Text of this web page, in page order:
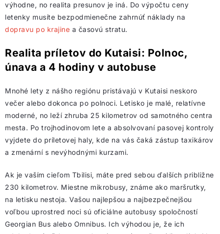
výhodne, no realita presunov je iná. Do výpočtu ceny
letenky musíte bezpodmienečne zahrnúť náklady na
dopravu po krajine a časovú stratu.
Realita príletov do Kutaisi: Polnoc,
únava a 4 hodiny v autobuse
Mnohé lety z nášho regiónu pristávajú v Kutaisi neskoro
večer alebo dokonca po polnoci. Letisko je malé, relatívne
moderné, no leží zhruba 25 kilometrov od samotného centra
mesta. Po trojhodinovom lete a absolvovaní pasovej kontroly
vyjdete do príletovej haly, kde na vás čaká zástup taxikárov
a zmenární s nevýhodnými kurzami.
Ak je vaším cieľom Tbilisi, máte pred sebou ďalších približne
230 kilometrov. Miestne mikrobusy, známe ako maršrutky,
na letisku nestoja. Vašou najlepšou a najbezpečnejšou
voľbou uprostred noci sú oficiálne autobusy spoločností
Georgian Bus alebo Omnibus. Ich výhodou je, že ich